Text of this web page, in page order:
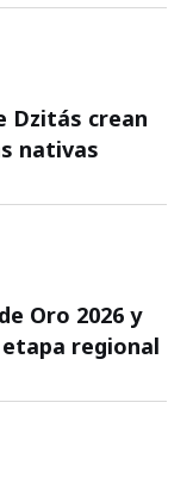
Dzitás crean
nativas
Oro 2026 y
regional